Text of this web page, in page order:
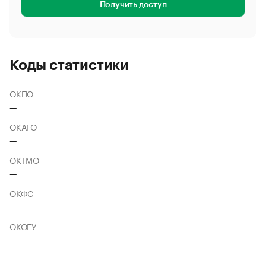
Получить доступ
Коды статистики
ОКПО
—
ОКАТО
—
ОКТМО
—
ОКФС
—
ОКОГУ
—